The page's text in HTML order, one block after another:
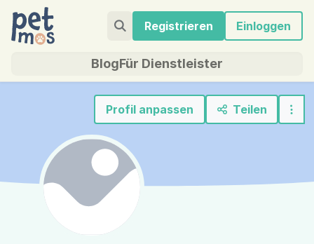
Registrieren Einloggen
BlogFür Dienstleister
Profil anpassen Teilen